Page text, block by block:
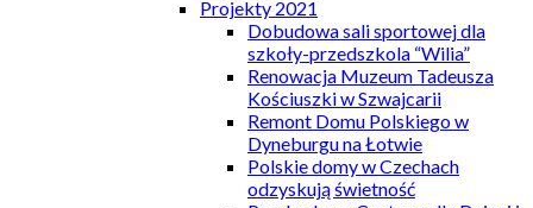
Projekty 2021
Dobudowa sali sportowej dla
szkoły-przedszkola “Wilia”
Renowacja Muzeum Tadeusza
Kościuszki w Szwajcarii
Remont Domu Polskiego w
Dyneburgu na Łotwie
Polskie domy w Czechach
odzyskują świetność